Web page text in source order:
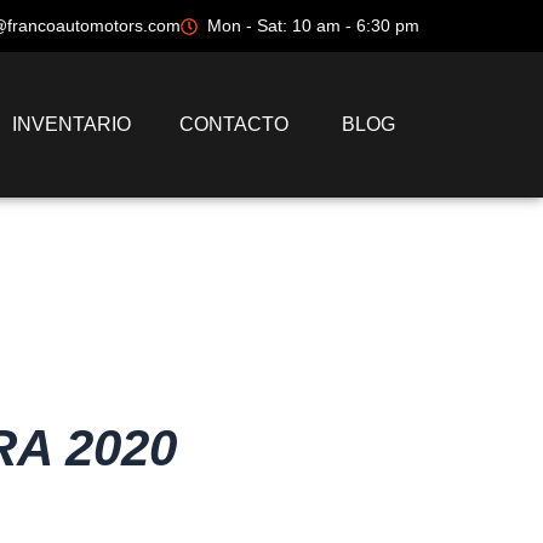
Mon - Sat: 10 am - 6:30 pm
INVENTARIO CONTACTO BLOG
2020